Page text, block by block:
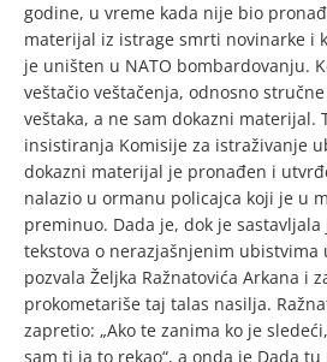
godine, u vreme kada nije bio
materijal iz istrage smrti novinarke i
je uništen u NATO bombardovanju.
veštačio veštačenja, odnosno
veštaka, a ne sam dokazni materijal.
insistiranja Komisije za istraživanje
dokazni materijal je pronađen i
nalazio u ormanu policajca koji je u
preminuo. Dada je, dok je
tekstova o nerazjašnjenim ubistvima
pozvala Željka Ražnatovića Arkana i
prokometariše taj talas nasilja.
zapretio: „Ako te zanima ko je
sam ti ja to rekao“, a onda je Dada